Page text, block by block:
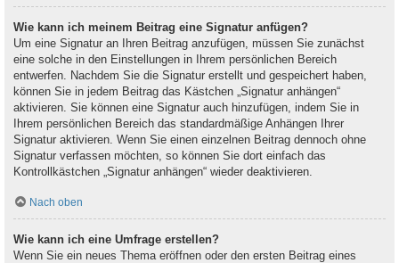
Wie kann ich meinem Beitrag eine Signatur anfügen?
Um eine Signatur an Ihren Beitrag anzufügen, müssen Sie zunächst
eine solche in den Einstellungen in Ihrem persönlichen Bereich
entwerfen. Nachdem Sie die Signatur erstellt und gespeichert haben,
können Sie in jedem Beitrag das Kästchen „Signatur anhängen“
aktivieren. Sie können eine Signatur auch hinzufügen, indem Sie in
Ihrem persönlichen Bereich das standardmäßige Anhängen Ihrer
Signatur aktivieren. Wenn Sie einen einzelnen Beitrag dennoch ohne
Signatur verfassen möchten, so können Sie dort einfach das
Kontrollkästchen „Signatur anhängen“ wieder deaktivieren.
Nach oben
Wie kann ich eine Umfrage erstellen?
Wenn Sie ein neues Thema eröffnen oder den ersten Beitrag eines